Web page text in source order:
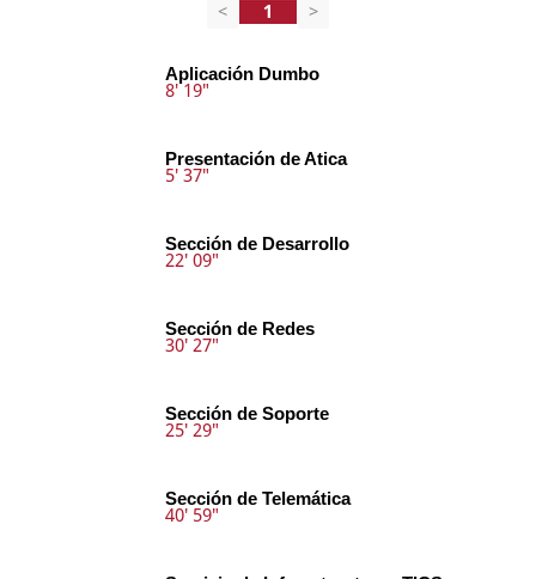
<
>
Aplicación Dumbo
8' 19"
Presentación de Atica
5' 37"
Sección de Desarrollo
22' 09"
Sección de Redes
30' 27"
Sección de Soporte
25' 29"
Sección de Telemática
40' 59"